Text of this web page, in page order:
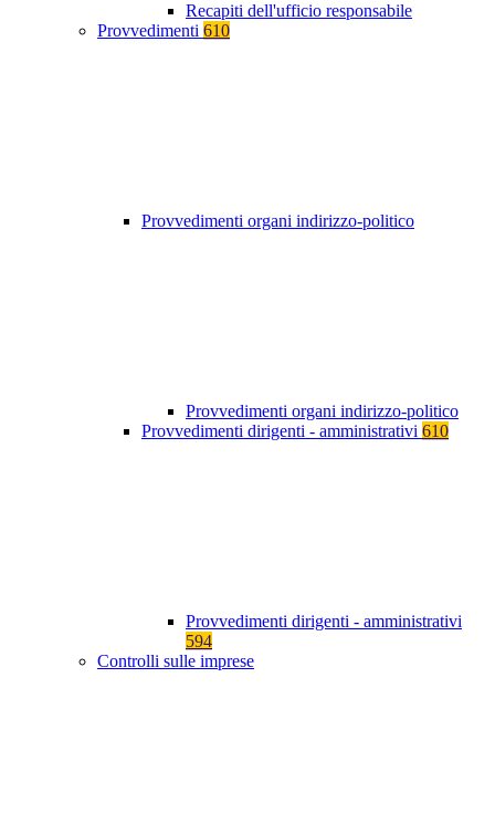
Recapiti dell'ufficio responsabile
Provvedimenti 610
Provvedimenti organi indirizzo-politico
Provvedimenti organi indirizzo-politico
Provvedimenti dirigenti - amministrativi 610
Provvedimenti dirigenti - amministrativi
594
Controlli sulle imprese